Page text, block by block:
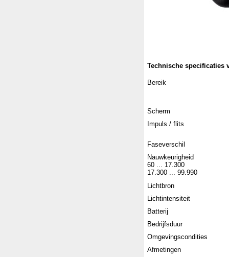
Technische specificaties
Bereik
Scherm
Impuls / flits
Faseverschil
Nauwkeurigheid
60 ... 17.300
17.300 ... 99.990
Lichtbron
Lichtintensiteit
Batterij
Bedrijfsduur
Omgevingscondities
Afmetingen